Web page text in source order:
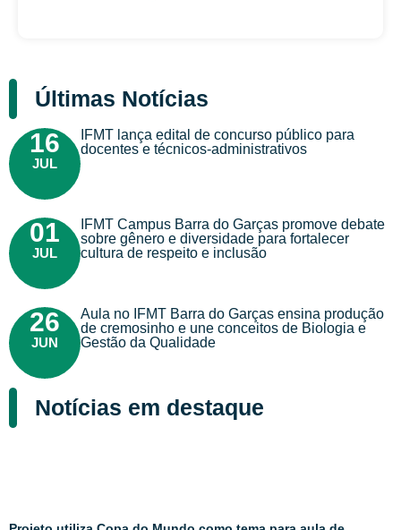
Últimas Notícias
16
JUL
IFMT lança edital de concurso público para
docentes e técnicos-administrativos
01
JUL
IFMT Campus Barra do Garças promove debate
sobre gênero e diversidade para fortalecer
cultura de respeito e inclusão
26
JUN
Aula no IFMT Barra do Garças ensina produção
de cremosinho e une conceitos de Biologia e
Gestão da Qualidade
Notícias em destaque